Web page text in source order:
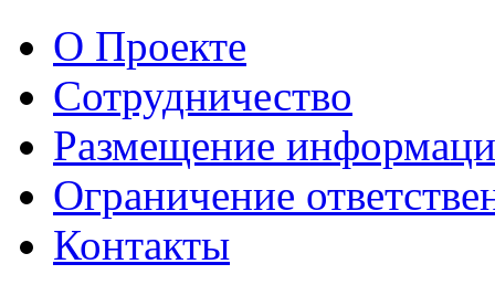
О Проекте
Сотрудничество
Размещение
Ограничение
Контакты